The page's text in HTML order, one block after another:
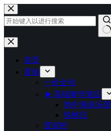
跳
至
内
容
无
首页
度假
一价全包
★ 高端奢华酒店
地中海俱乐部
悦榕庄
度假村